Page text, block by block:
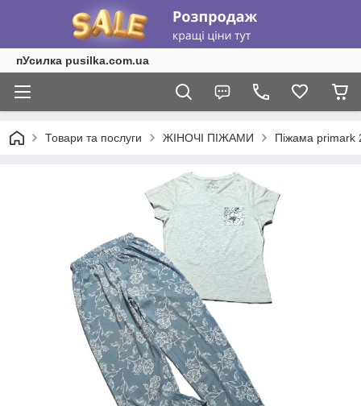
пУсилка pusilka.com.ua
Товари та послуги ЖІНОЧІ ПІЖАМИ Піжама primark